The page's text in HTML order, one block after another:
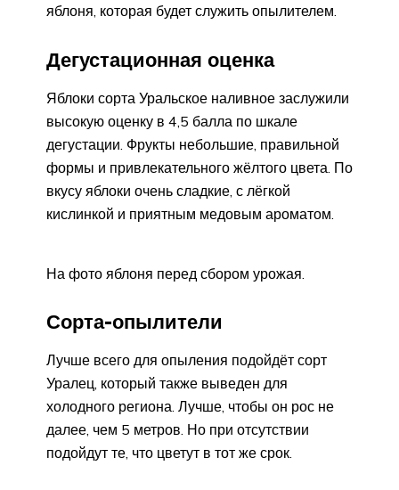
яблоня, которая будет служить опылителем.
Дегустационная оценка
Яблоки сорта Уральское наливное заслужили
высокую оценку в 4,5 балла по шкале
дегустации. Фрукты небольшие, правильной
формы и привлекательного жёлтого цвета. По
вкусу яблоки очень сладкие, с лёгкой
кислинкой и приятным медовым ароматом.
На фото яблоня перед сбором урожая.
Сорта-опылители
Лучше всего для опыления подойдёт сорт
Уралец, который также выведен для
холодного региона. Лучше, чтобы он рос не
далее, чем 5 метров. Но при отсутствии
подойдут те, что цветут в тот же срок.